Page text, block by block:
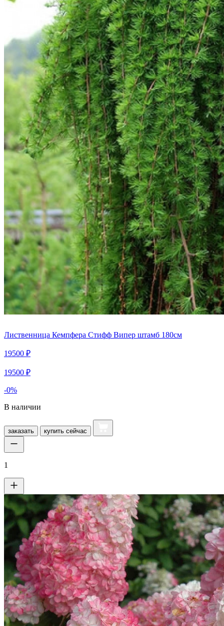
Лиственница Кемпфера Стифф Випер штамб 180см
19500 ₽
19500 ₽
-0%
В наличии
заказать купить сейчас
1